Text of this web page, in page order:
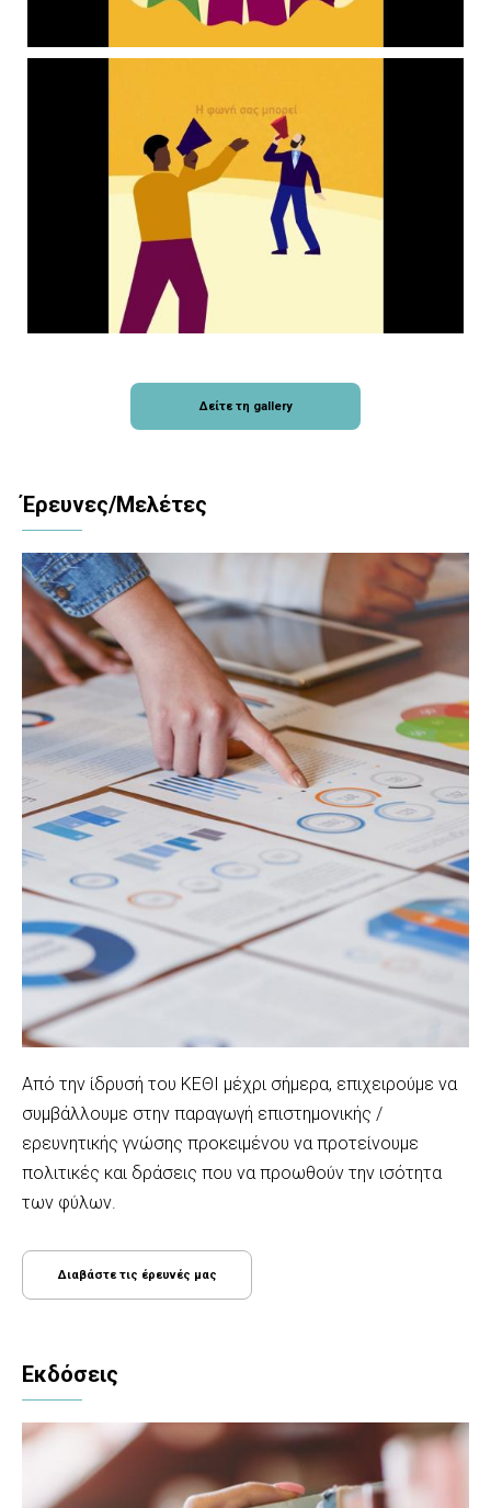
Δείτε τη gallery
Έρευνες/Μελέτες
Aπό την ίδρυσή του ΚΕΘΙ μέχρι σήμερα, επιχειρούμε να
συμβάλλουμε στην παραγωγή επιστημονικής /
ερευνητικής γνώσης προκειμένου να προτείνουμε
πολιτικές και δράσεις που να προωθούν την ισότητα
των φύλων.
Διαβάστε τις έρευνές μας
Εκδόσεις